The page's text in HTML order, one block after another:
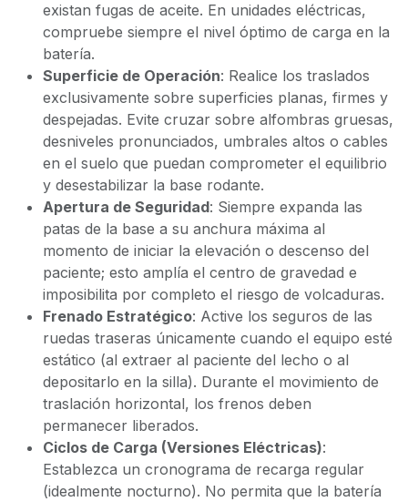
existan fugas de aceite. En unidades eléctricas,
compruebe siempre el nivel óptimo de carga en la
batería.
Superficie de Operación: Realice los traslados
exclusivamente sobre superficies planas, firmes y
despejadas. Evite cruzar sobre alfombras gruesas,
desniveles pronunciados, umbrales altos o cables
en el suelo que puedan comprometer el equilibrio
y desestabilizar la base rodante.
Apertura de Seguridad: Siempre expanda las
patas de la base a su anchura máxima al
momento de iniciar la elevación o descenso del
paciente; esto amplía el centro de gravedad e
imposibilita por completo el riesgo de volcaduras.
Frenado Estratégico: Active los seguros de las
ruedas traseras únicamente cuando el equipo esté
estático (al extraer al paciente del lecho o al
depositarlo en la silla). Durante el movimiento de
traslación horizontal, los frenos deben
permanecer liberados.
Ciclos de Carga (Versiones Eléctricas):
Establezca un cronograma de recarga regular
(idealmente nocturno). No permita que la batería